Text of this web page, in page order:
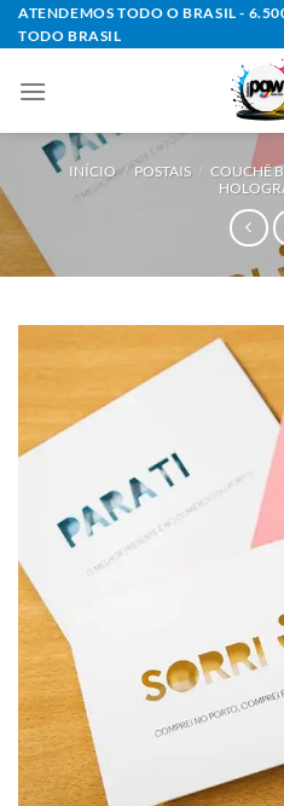
Skip
to
ATENDEMOS TODO O BRASIL -
TODO BRASIL
INÍCIO / POSTAIS / COUCHÊ